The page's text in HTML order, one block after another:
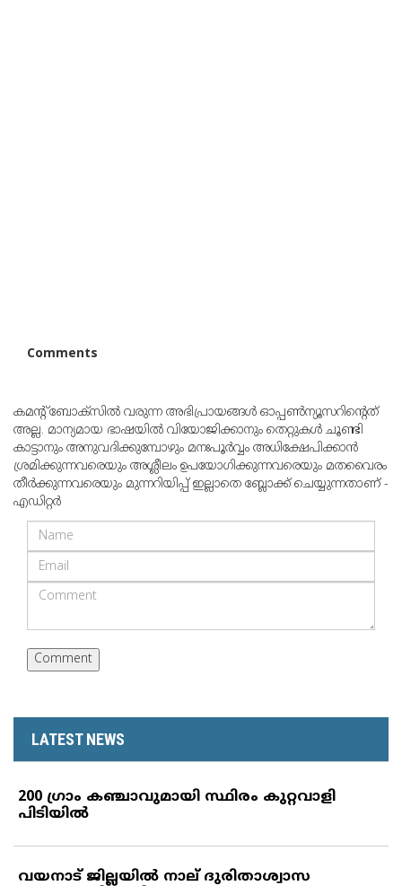
Comments
കമന്റ് ബോക്‌സില്‍ വരുന്ന അഭിപ്രായങ്ങള്‍ ഓപ്പൺന്യൂസറിന്റെത്
അല്ല. മാന്യമായ ഭാഷയില്‍ വിയോജിക്കാനും തെറ്റുകള്‍ ചൂണ്ടി
കാട്ടാനും അനുവദിക്കുമ്പോഴും മനഃപൂര്‍വ്വം അധിക്ഷേപിക്കാന്‍
ശ്രമിക്കുന്നവരെയും അശ്ലീലം ഉപയോഗിക്കുന്നവരെയും മതവൈരം
തീര്‍ക്കുന്നവരെയും മുന്നറിയിപ്പ് ഇല്ലാതെ ബ്ലോക്ക് ചെയ്യുന്നതാണ് -
എഡിറ്റര്‍
LATEST NEWS
200 ഗ്രാം കഞ്ചാവുമായി സ്ഥിരം കുറ്റവാളി
പിടിയില്‍
വയനാട് ജില്ലയില്‍ നാല് ദുരിതാശ്വാസ